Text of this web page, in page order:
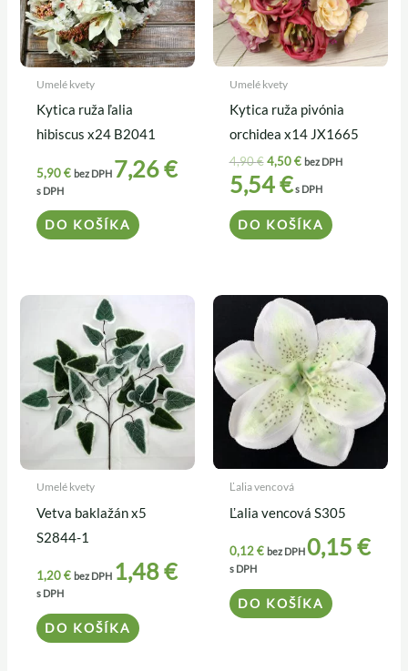
Umelé kvety
Kytica ruža ľalia
hibiscus x24 B2041
5,90€ bez DPH 7,26€
s DPH
DO KOŠÍKA
Umelé kvety
Kytica ruža pivónia
orchidea x14 JX1665
4,90€ 4,50€ bez DPH
5,54€s DPH
DO KOŠÍKA
Umelé kvety
Vetva baklažán x5
S2844-1
1,20€ bez DPH 1,48€
s DPH
DO KOŠÍKA
Ľalia vencová
Ľalia vencová S305
0,12€ bez DPH0,15 €
s DPH
DO KOŠÍKA